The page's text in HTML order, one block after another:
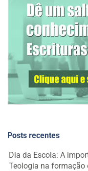
Posts recentes
Dia da Escola: A
Teologia na formação